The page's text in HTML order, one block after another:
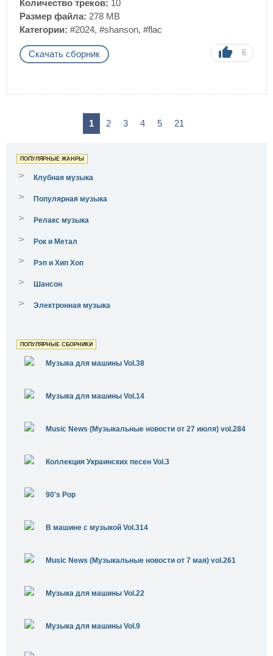
Количество треков: 10
Размер файла: 278 MB
Категории: #2024, #shanson, #flac
Скачать сборник 6
1 2 3 4 5 21
ПОПУЛЯРНЫЕ ЖАНРЫ
> Клубная музыка
> Популярная музыка
> Релакс музыка
> Рок и Метал
> Рэп и Хип Хоп
> Шансон
> Электронная музыка
ПОПУЛЯРНЫЕ СБОРНИКИ
Музыка для машины Vol.38
Музыка для машины Vol.14
Music News (Музыкальные новости от 27 июля) vol.284
Коллекция Украинских песен Vol.3
90's Pop
В машине с музыкой Vol.314
Music News (Музыкальные новости от 7 мая) vol.261
Музыка для машины Vol.22
Музыка для машины Vol.9